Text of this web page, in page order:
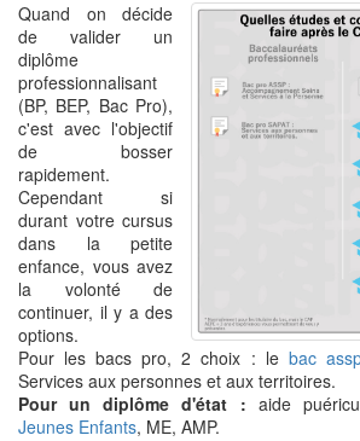
Quand on décide
de valider un
diplôme
professionnalisant
(BP, BEP, Bac Pro),
c'est avec l'objectif
de bosser
rapidement.
Cependant si
durant votre cursus
dans la petite
enfance, vous avez
la volonté de
continuer, il y a des
options.
Pour les bacs pro, 2 choix : le bac
Services aux personnes et aux territoires.
Pour un diplôme d'état : aide
Jeunes Enfants, ME, AMP.